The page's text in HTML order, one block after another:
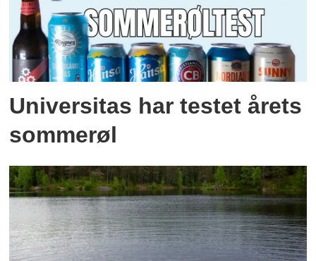
Universitas har testet årets
sommerøl